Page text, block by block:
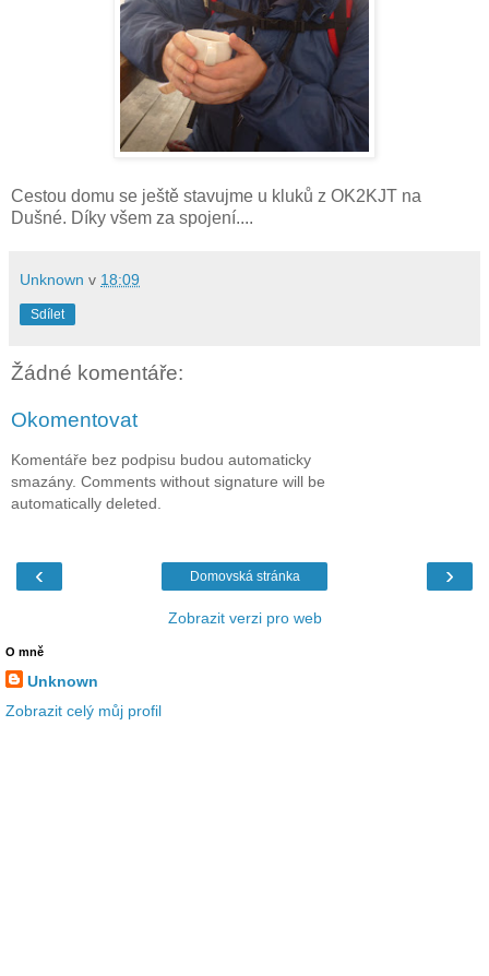
Cestou domu se ještě stavujme u kluků z OK2KJT na
Dušné. Díky všem za spojení....
Unknown v 18:09
Sdílet
Žádné komentáře:
Okomentovat
Komentáře bez podpisu budou automaticky
smazány. Comments without signature will be
automatically deleted.
‹ ›
Domovská stránka
Zobrazit verzi pro web
O mně
Unknown
Zobrazit celý můj profil